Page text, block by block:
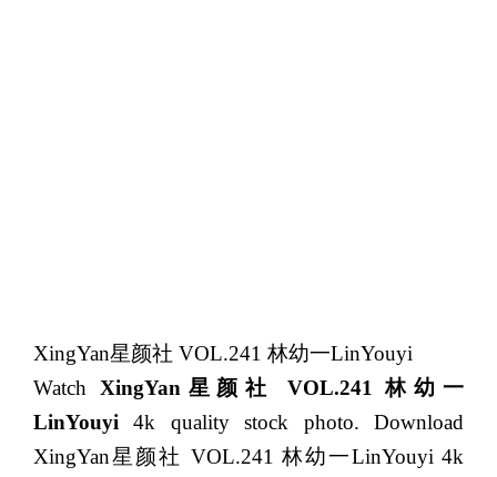
XingYan星颜社 VOL.241 林幼一LinYouyi
Watch XingYan星颜社 VOL.241 林幼一
LinYouyi 4k quality stock photo. Download
XingYan星颜社 VOL.241 林幼一LinYouyi 4k